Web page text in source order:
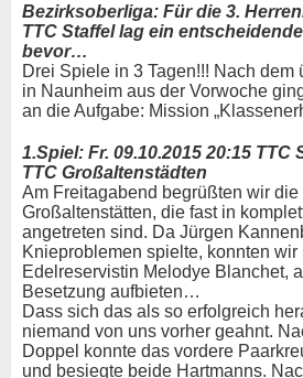
Bezirksoberliga: Für die 3.
TTC Staffel lag ein
bevor…
Drei Spiele in 3 Tagen!!! Nach dem
in Naunheim aus der Vorwoche
an die Aufgabe: Mission
1.Spiel: Fr. 09.10.2015 20:15 TTC
TTC Großaltenstädten
Am Freitagabend begrüßten wir die
Großaltenstätten, die fast in
angetreten sind. Da Jürgen
Knieproblemen spielte, konnten wir
Edelreservistin Melodye Blanchet,
Besetzung aufbieten…
Dass sich das als so erfolgreich
niemand von uns vorher geahnt.
Doppel konnte das vordere
und besiegte beide Hartmanns.